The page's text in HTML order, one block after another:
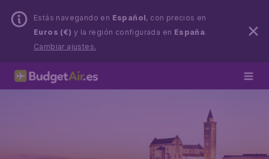
Estás navegando en Español, con precios en
Euros (€) y la región configurada en España.
Cambiar ajustes.